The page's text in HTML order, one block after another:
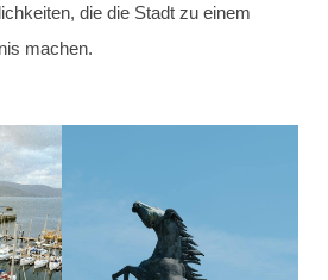
die die Stadt zu einem
machen.